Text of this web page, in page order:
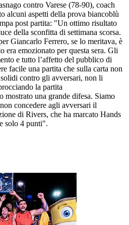
contro Varese (78-90), coach
alcuni aspetti della prova biancoblù
post partita: "Un ottimo risultato
della sconfitta di settimana scorsa.
Giancarlo Ferrero, se lo meritava, è
era emozionato per questa sera. Gli
e tutto l’affetto del pubblico di
facile una partita che sulla carta non
contro gli avversari, non li
la partita
mostrato una grande difesa. Siamo
concedere agli avversari il
di Rivers, che ha marcato Hands
solo 4 punti".